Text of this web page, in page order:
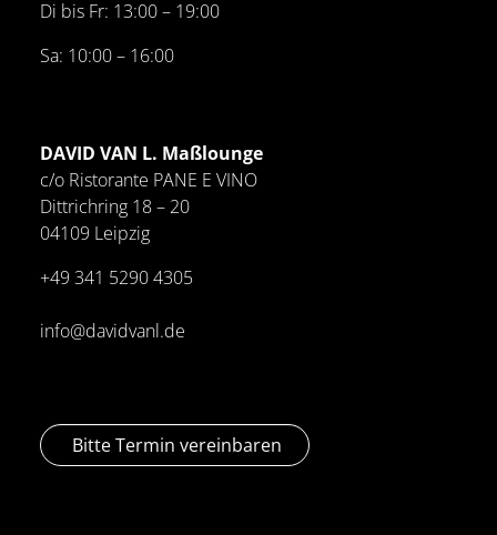
Di bis Fr: 13:00 – 19:00
Sa: 10:00 – 16:00
DAVID VAN L. Maßlounge
c/o Ristorante PANE E VINO
Dittrichring 18 – 20
04109 Leipzig
+49 341 5290 4305
info@davidvanl.de
Bitte Termin vereinbaren